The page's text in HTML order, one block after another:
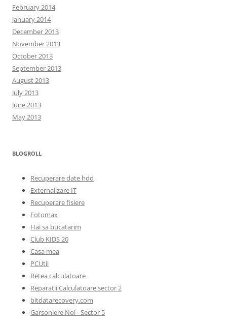
February 2014
January 2014
December 2013
November 2013
October 2013
September 2013
August 2013
July 2013
June 2013
May 2013
BLOGROLL
Recuperare date hdd
Externalizare IT
Recuperare fisiere
Fotomax
Hai sa bucatarim
Club KIDS 20
Casa mea
PCUtil
Retea calculatoare
Reparatii Calculatoare sector 2
bitdatarecovery.com
Garsoniere Noi - Sector 5